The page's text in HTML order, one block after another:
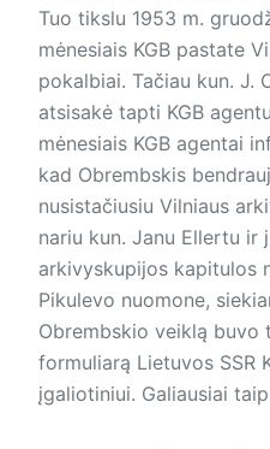
Tuo tikslu 1953 m.
mėnesiais KGB pastate
pokalbiai. Tačiau kun. J.
atsisakė tapti KGB agentu
mėnesiais KGB agentai
kad Obrembskis
nusistačiusiu Vilniaus
nariu kun. Janu Ellertu
arkivyskupijos kapitulos
Pikulevo nuomone,
Obrembskio veiklą buvo
formuliarą Lietuvos SSR
įgaliotiniui. Galiausiai